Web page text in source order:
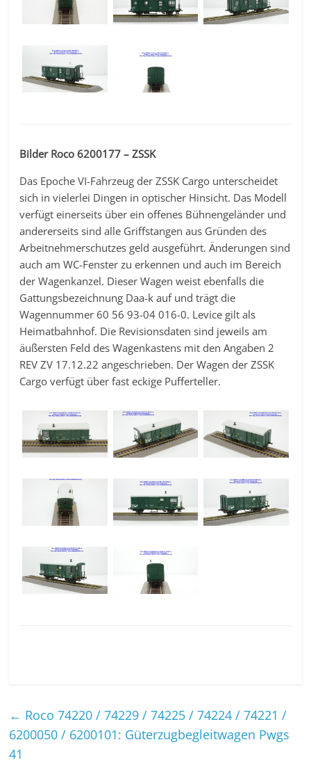
Bilder Roco 6200177 – ZSSK
Das Epoche VI-Fahrzeug der ZSSK Cargo unterscheidet
sich in vielerlei Dingen in optischer Hinsicht. Das Modell
verfügt einerseits über ein offenes Bühnengeländer und
andererseits sind alle Griffstangen aus Gründen des
Arbeitnehmerschutzes geld ausgeführt. Änderungen sind
auch am WC-Fenster zu erkennen und auch im Bereich
der Wagenkanzel. Dieser Wagen weist ebenfalls die
Gattungsbezeichnung Daa-k auf und trägt die
Wagennummer 60 56 93-04 016-0. Levice gilt als
Heimatbahnhof. Die Revisionsdaten sind jeweils am
äußersten Feld des Wagenkastens mit den Angaben 2
REV ZV 17.12.22 angeschrieben. Der Wagen der ZSSK
Cargo verfügt über fast eckige Pufferteller.
← Roco 74220 / 74229 / 74225 / 74224 / 74221 /
6200050 / 6200101: Güterzugbegleitwagen Pwgs
41